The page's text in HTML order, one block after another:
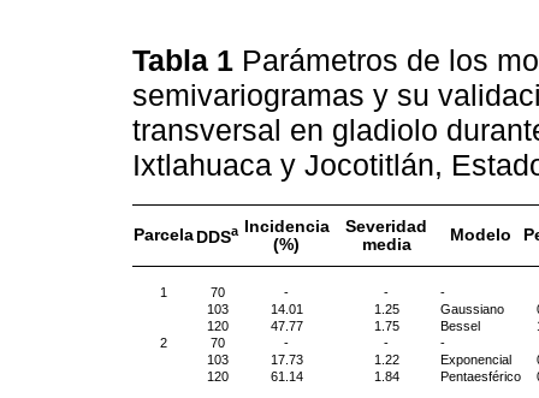
Tabla 1 Parámetros de los
semivariogramas y su
transversal en gladiolo
Ixtlahuaca y Jocotitlán,
Parcela DDSa
Incidencia
(%)
Severidad
media
Modelo
1 70 - -
-
103
14.01 1.25 Gaussiano
120
47.77 1.75 Bessel
2
70 - -
-
103
17.73 1.22 Exponencial
120
61.14 1.84 Pentaesférico